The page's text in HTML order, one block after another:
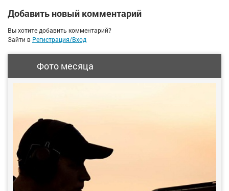
Добавить новый комментарий
Вы хотите добавить комментарий?
Зайти в Регистрация/Вход
Фото месяца